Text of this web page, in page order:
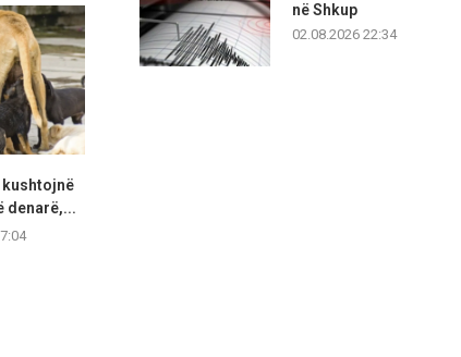
kushtojnë
denarë,...
në Shkup
02.08.2026 22:34